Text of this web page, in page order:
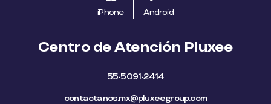
iPhone Android
Centro de Atención Pluxee
55-5091-2414
contactanos.mx@pluxeegroup.com